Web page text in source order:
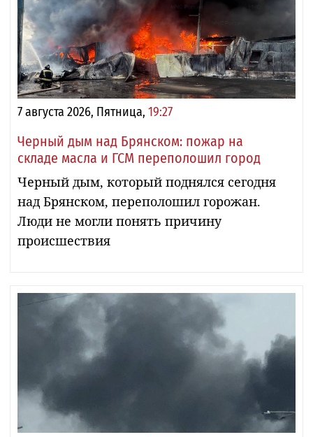
7 августа 2026, Пятница, 19:27
Черный дым над Брянском: пожар на
складе масла и ГСМ переполошил город
Черный дым, который поднялся сегодня
над Брянском, переполошил горожан.
Люди не могли понять причину
происшествия